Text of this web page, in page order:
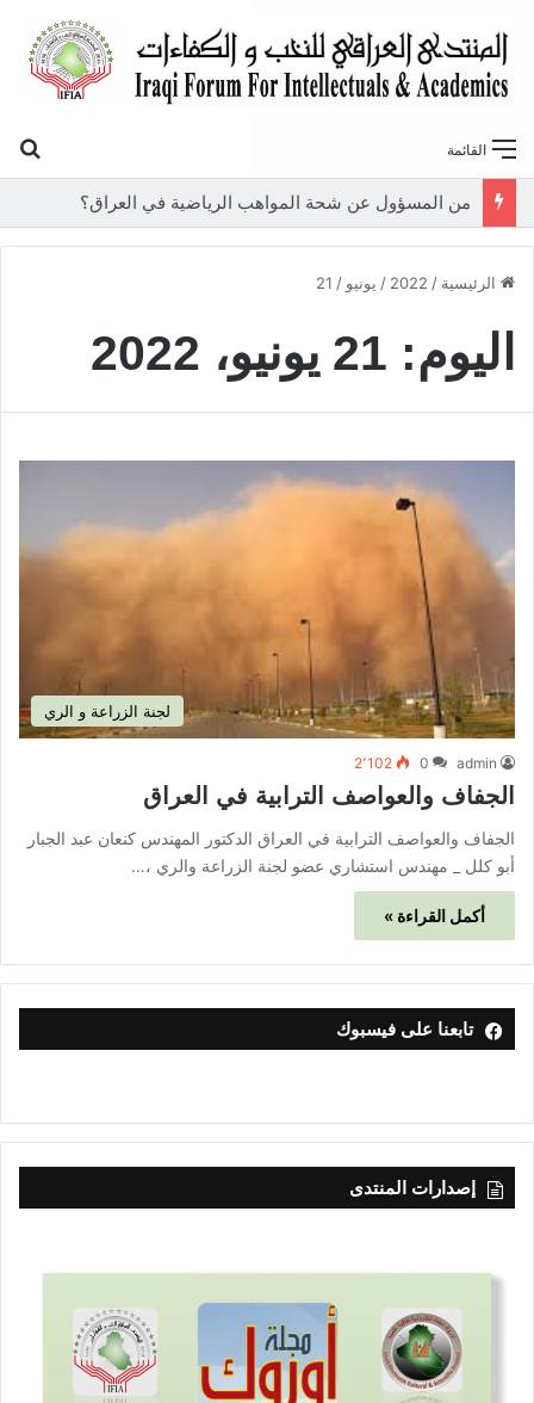
القائمة
من المسؤول عن شحة المواهب الرياضية في العراق؟
الرئيسية /
2022
/ يونيو /
21
اليوم: 21 يونيو، 2022
لجنة الزراعة و الري
admin
0 2٬102
الجفاف والعواصف الترابية في العراق
الجفاف والعواصف الترابية في العراق الدكتور المهندس كنعان عبد الجبار
أبو كلل _ مهندس استشاري عضو لجنة الزراعة والري ،…
أكمل القراءة »
تابعنا على فيسبوك
إصدارات المنتدى